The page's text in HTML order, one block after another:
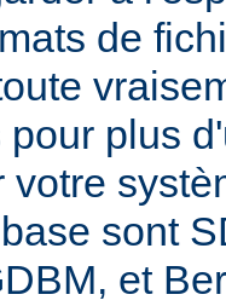
de
plus
votre
sont
et